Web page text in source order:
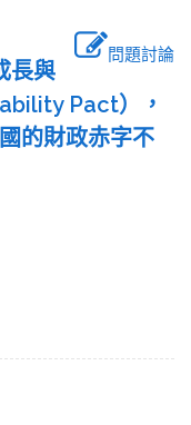
問題討論
長與
Pact），
的財政赤字不